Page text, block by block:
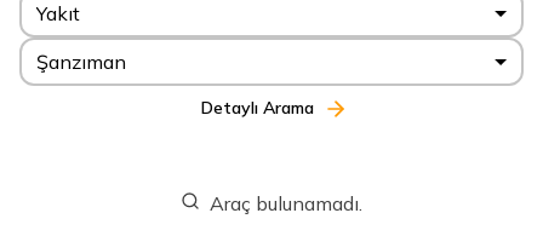
Yakıt
Şanzıman
Detaylı Arama
Araç bulunamadı.